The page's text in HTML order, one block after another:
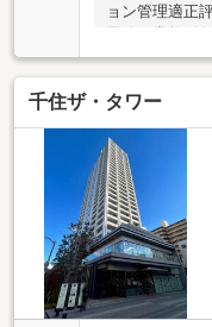
ョン管理適正
田線・常磐緩
の築浅レジデ
り・通風良好
分【南東角部
戸)+WIC＞ ■
ス〉を採用 ■
富な収納
千住ザ・タワー